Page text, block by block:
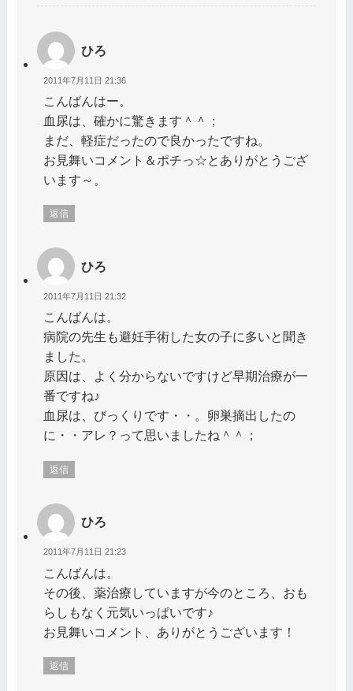
ひろ
2011年7月11日 21:36
こんばんはー。
血尿は、確かに驚きます＾＾；
まだ、軽症だったので良かったですね。
お見舞いコメント＆ポチっ☆とありがとうござ
います～。
返信
ひろ
2011年7月11日 21:32
こんばんは。
病院の先生も避妊手術した女の子に多いと聞き
ました。
原因は、よく分からないですけど早期治療が一
番ですね♪
血尿は、びっくりです・・。卵巣摘出したの
に・・アレ？って思いましたね＾＾；
返信
ひろ
2011年7月11日 21:23
こんばんは。
その後、薬治療していますが今のところ、おも
らしもなく元気いっぱいです♪
お見舞いコメント、ありがとうございます！
返信